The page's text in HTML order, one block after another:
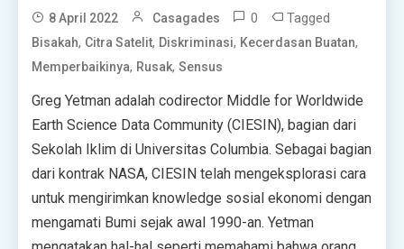
8 April 2022 Casagades 0 Tagged
Bisakah, Citra Satelit, Diskriminasi, Kecerdasan Buatan,
Memperbaikinya, Rusak,Sensus
Greg Yetman adalah codirector Middle for Worldwide
Earth Science Data Community (CIESIN), bagian dari
Sekolah Iklim di Universitas Columbia. Sebagai bagian
dari kontrak NASA, CIESIN telah mengeksplorasi cara
untuk mengirimkan knowledge sosial ekonomi dengan
mengamati Bumi sejak awal 1990-an. Yetman